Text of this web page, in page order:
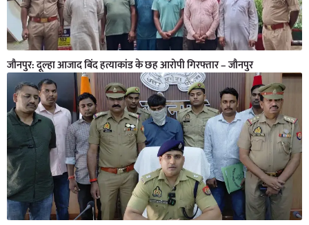
जौनपुर: दूल्हा आजाद बिंद हत्याकांड के छह आरोपी गिरफ्तार – जौनपुर